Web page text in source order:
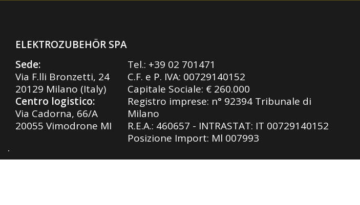
ELEKTROZUBEHÖR SPA
Sede:
Via F.lli Bronzetti, 24
20129 Milano (Italy)
Centro logistico:
Via Cadorna, 66/A
20055 Vimodrone MI
Tel.: +39 02 701471
C.F. e P. IVA: 00729140152
Capitale Sociale: € 260.000
Registro imprese: n° 92394 Tribunale di
Milano
R.E.A.: 460657 - INTRASTAT: IT 00729140152
Posizione Import: Ml 007993